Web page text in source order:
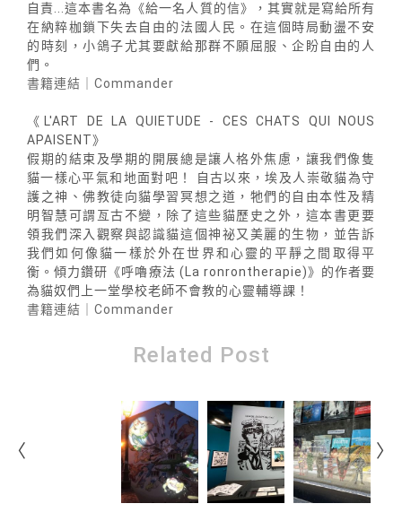
自責...這本書名為《給一名人質的信》，其實就是寫給所有
在納粹枷鎖下失去自由的法國人民。在這個時局動盪不安
的時刻，小鴿子尤其要獻給那群不願屈服、企盼自由的人
們。
書籍連結｜Commander
《L'ART DE LA QUIETUDE - CES CHATS QUI NOUS
APAISENT》
假期的結束及學期的開展總是讓人格外焦慮，讓我們像隻
貓一樣心平氣和地面對吧！ 自古以來，埃及人崇敬貓為守
護之神、佛教徒向貓學習冥想之道，牠們的自由本性及精
明智慧可謂亙古不變，除了這些貓歷史之外，這本書更要
領我們深入觀察與認識貓這個神祕又美麗的生物，並告訴
我們如何像貓一樣於外在世界和心靈的平靜之間取得平
衡。傾力鑽研《呼嚕療法 (La ronrontherapie)》的作者要
為貓奴們上一堂學校老師不會教的心靈輔導課！
書籍連結｜Commander
Related Post